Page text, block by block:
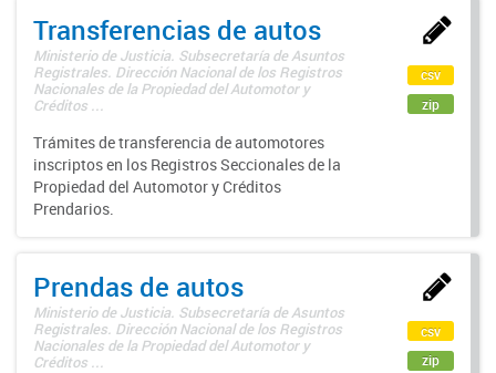
Transferencias de autos
Ministerio de Justicia. Subsecretaría de Asuntos
Registrales. Dirección Nacional de los Registros
Nacionales de la Propiedad del Automotor y
Créditos ...
Trámites de transferencia de automotores
inscriptos en los Registros Seccionales de la
Propiedad del Automotor y Créditos
Prendarios.
csv
zip
Prendas de autos
Ministerio de Justicia. Subsecretaría de Asuntos
Registrales. Dirección Nacional de los Registros
Nacionales de la Propiedad del Automotor y
Créditos ...
csv
zip